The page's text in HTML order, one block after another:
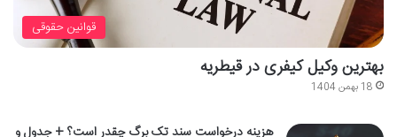
قوانین حقوقی
بهترین وکیل کیفری در قیطریه
18 بهمن 1404
هزینه درخواست سند تک برگ چقدر است؟ + جدول و